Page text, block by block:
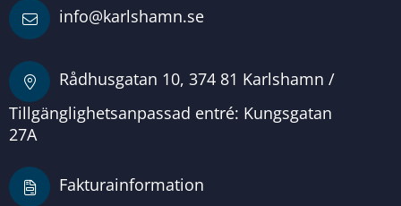
info@karlshamn.se
Rådhusgatan 10, 374 81 Karlshamn /
Tillgänglighetsanpassad entré: Kungsgatan
27A
Fakturainformation